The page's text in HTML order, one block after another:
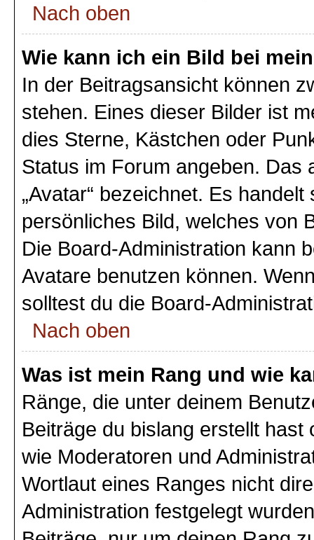
Nach oben
Wie kann ich ein Bild bei
In der Beitragsansicht können
stehen. Eines dieser Bilder ist
dies Sterne, Kästchen oder
Status im Forum angeben. Das
„Avatar“ bezeichnet. Es
persönliches Bild, welches von
Die Board-Administration kann
Avatare benutzen können.
solltest du die Board-
Nach oben
Was ist mein Rang und wie
Ränge, die unter deinem
Beiträge du bislang erstellt
wie Moderatoren und
Wortlaut eines Ranges nicht
Administration festgelegt